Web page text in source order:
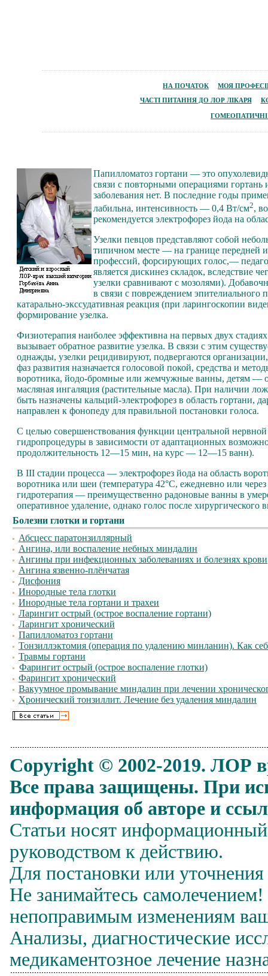
НА ПОЧАТОК МОЯ
ЧАСТІ ПИТАННЯ ДО ЛОР ЛІКАРЯ
ГОМЕОПАТИЧНІ
Папилломатоз гортани — это
связи с повторными операциями
заболевания нет. В последние годы
лабильна, интенсивность — 0,4 Вт/см2,
рекомендуется электрофорез йода на
Узелки певцов представляют собой
типичном месте — на границе передней и
профессий, форсирующих голос,—
является дискинез складок, вследствие
узелки сравнивают с мозолями).
в связи с повреждением
катарально-экссудативная реакция (при ларингоскопии
формирование узелка.
Физиотерапия наиболее эффективна на первых двух
вызывает обратное развитие узелка. В связи с этим
однажды, узелки рецидивируют, подвергаются
фаз развития назначается голосовой покой, средства и
воротника, йодо-бромные или жемчужные ванны, детям —
масляная ингаляция (растительные масла). При наличии
быть назначены кальций-электрофорез в область гортани,
направлен к фонопеду для правильной постановки голоса.
С целью совершенствования функции центральной
гидропроцедуры в зависимости от адаптационных
продолжительность 12—15 мин, на курс — 12—15 ванн).
В III стадии процесса — электрофорез йода на область
воротника или шеи (температура 42°С, ежедневно или
гидротерапия — преимущественно радоновые ванны в
оперативное удаление, однако голос после хирургического
Болезни глотки и гортани
Абсцесс паратонзиллярный
Ангина, или воспаление небных миндалин
Ангины при инфекционных заболеваниях и болезнях крови
Ангина язвенно-плёнчатая
Дисфония
Инородные тела глотки
Инородные тела гортани и трахеи
Ларингит острый (острое воспаление гортани)
Ларингит хронический
Папилломатоз гортани
Тонзиллэктомия (операция по удалению минланин). Как
Травмы гортани
Фарингит острый (острое воспаление глотки)
Фарингит хронический
Вакуумное промывание миндалин при лечении
Хронический тонзиллит. Лечение без удаления миндалин
Copyright © 2002-2019. ЛОР
Все права защищены. При
информация об авторе и
Статьи носят
руководством к действию.
Для постановки или уточнения
Не занимайтесь
непоправимым изменениям
Анализы, диагностические
медикаментозное лечение